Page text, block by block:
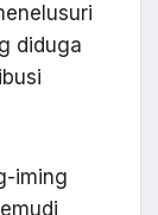
diduga
iming